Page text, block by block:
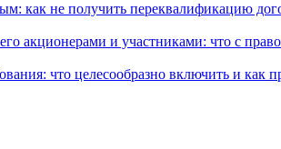
как не получить переквалификацию
акционерами и участниками: что с
что целесообразно включить и как